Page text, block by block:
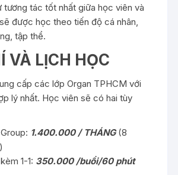
tương tác tốt nhất giữa học viên và
được học theo tiến độ cá nhân,
tập thể.
VÀ LỊCH HỌC
cấp các lớp Organ TPHCM với
lý nhất. Học viên sẽ có hai tùy
1.400.000 / THÁNG(8
1-1: 350.000 /buổi/60 phút